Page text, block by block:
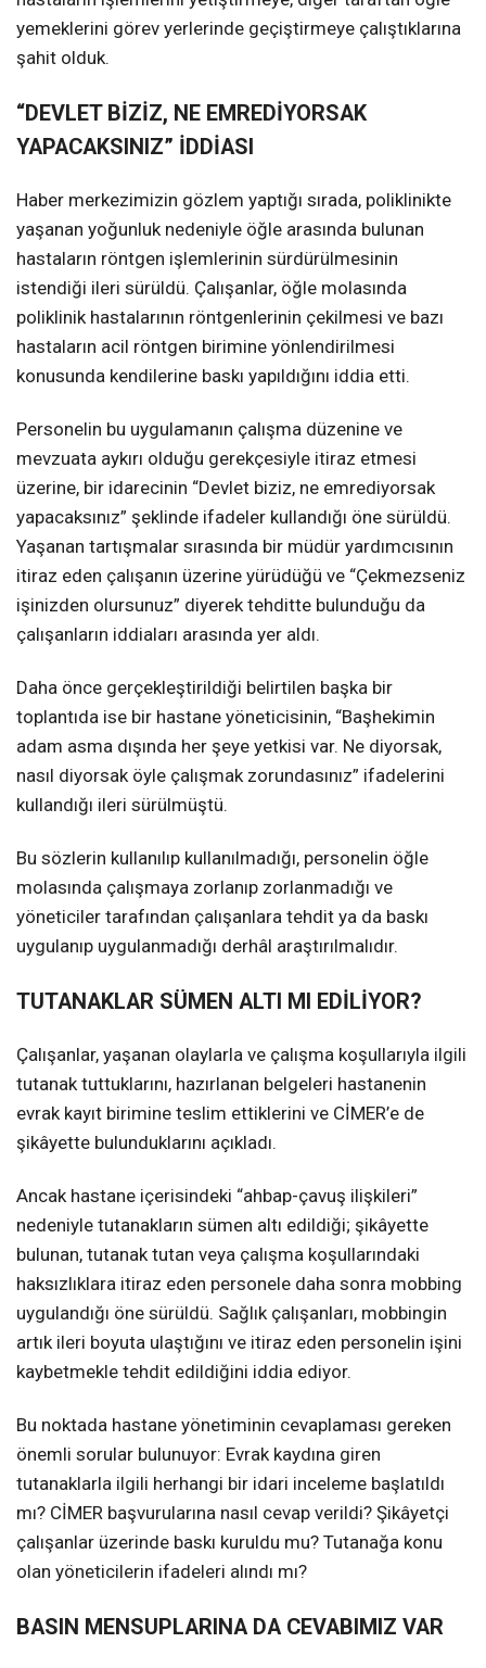
yemeklerini görev yerlerinde geçiştirmeye çalıştıklarına
şahit olduk.
“DEVLET BİZİZ, NE EMREDİYORSAK
YAPACAKSINIZ” İDDİASI
Haber merkezimizin gözlem yaptığı sırada, poliklinikte
yaşanan yoğunluk nedeniyle öğle arasında bulunan
hastaların röntgen işlemlerinin sürdürülmesinin
istendiği ileri sürüldü. Çalışanlar, öğle molasında
poliklinik hastalarının röntgenlerinin çekilmesi ve bazı
hastaların acil röntgen birimine yönlendirilmesi
konusunda kendilerine baskı yapıldığını iddia etti.
Personelin bu uygulamanın çalışma düzenine ve
mevzuata aykırı olduğu gerekçesiyle itiraz etmesi
üzerine, bir idarecinin “Devlet biziz, ne emrediyorsak
yapacaksınız” şeklinde ifadeler kullandığı öne sürüldü.
Yaşanan tartışmalar sırasında bir müdür yardımcısının
itiraz eden çalışanın üzerine yürüdüğü ve “Çekmezseniz
işinizden olursunuz” diyerek tehditte bulunduğu da
çalışanların iddiaları arasında yer aldı.
Daha önce gerçekleştirildiği belirtilen başka bir
toplantıda ise bir hastane yöneticisinin, “Başhekimin
adam asma dışında her şeye yetkisi var. Ne diyorsak,
nasıl diyorsak öyle çalışmak zorundasınız” ifadelerini
kullandığı ileri sürülmüştü.
Bu sözlerin kullanılıp kullanılmadığı, personelin öğle
molasında çalışmaya zorlanıp zorlanmadığı ve
yöneticiler tarafından çalışanlara tehdit ya da baskı
uygulanıp uygulanmadığı derhâl araştırılmalıdır.
TUTANAKLAR SÜMEN ALTI MI EDİLİYOR?
Çalışanlar, yaşanan olaylarla ve çalışma koşullarıyla ilgili
tutanak tuttuklarını, hazırlanan belgeleri hastanenin
evrak kayıt birimine teslim ettiklerini ve CİMER’e de
şikâyette bulunduklarını açıkladı.
Ancak hastane içerisindeki “ahbap-çavuş ilişkileri”
nedeniyle tutanakların sümen altı edildiği; şikâyette
bulunan, tutanak tutan veya çalışma koşullarındaki
haksızlıklara itiraz eden personele daha sonra mobbing
uygulandığı öne sürüldü. Sağlık çalışanları, mobbingin
artık ileri boyuta ulaştığını ve itiraz eden personelin işini
kaybetmekle tehdit edildiğini iddia ediyor.
Bu noktada hastane yönetiminin cevaplaması gereken
önemli sorular bulunuyor: Evrak kaydına giren
tutanaklarla ilgili herhangi bir idari inceleme başlatıldı
mı? CİMER başvurularına nasıl cevap verildi? Şikâyetçi
çalışanlar üzerinde baskı kuruldu mu? Tutanağa konu
olan yöneticilerin ifadeleri alındı mı?
BASIN MENSUPLARINA DA CEVABIMIZ VAR